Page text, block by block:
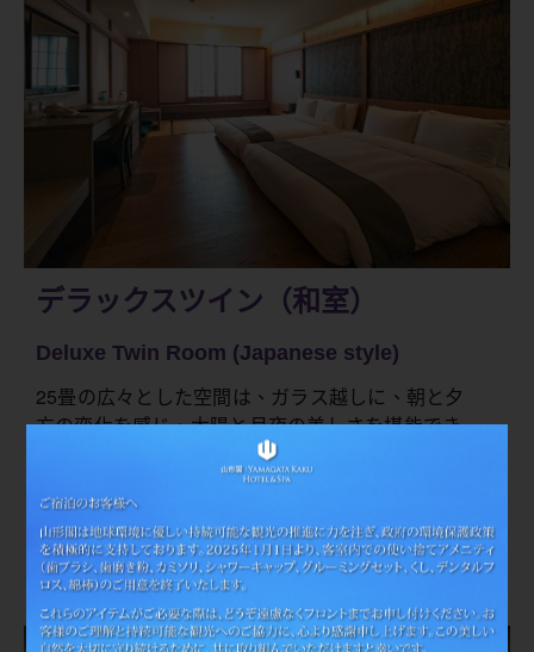
デラックスツイン（和室）
Deluxe Twin Room (Japanese style)
25畳の広々とした空間は、ガラス越しに、朝と夕
方の変化を感じ、太陽と月夜の美しさを堪能でき
るでしょう。また、部屋内には宜蘭県で三代にわ
たって手作りされた唯一の畳が配置されており、
その香りも部屋中に広がります。穏やかで香ばし
い自然を感じることができます。